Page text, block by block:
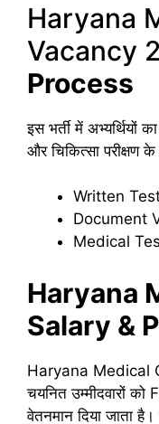
Haryana
Vacancy
Process
इस भर्ती में अभ्यर्थियों
और चिकित्सा परीक्षण
Written
Document
Medical
Haryana
Salary &
Haryana Medical
चयनित उम्मीदवारों
वेतनमान दिया जाता